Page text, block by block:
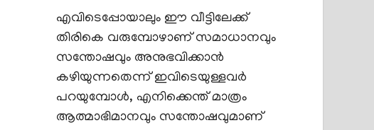
എവിടെപ്പോയാലും ഈ വീട്ടിലേക്ക്
തിരികെ വരുമ്പോഴാണ് സമാധാനവും
സന്തോഷവും അനുഭവിക്കാൻ
കഴിയുന്നതെന്ന് ഇവിടെയുള്ളവർ
പറയുമ്പോൾ, എനിക്കെന്ത് മാത്രം
ആത്മാഭിമാനവും സന്തോഷവുമാണ്